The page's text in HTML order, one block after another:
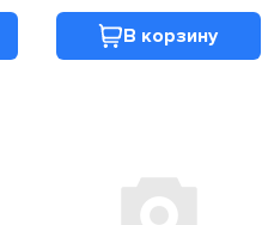
В корзину